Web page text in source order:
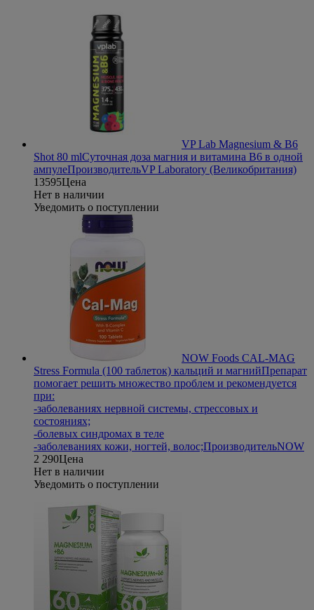
VP Lab Magnesium & B6
Shot 80 mlСуточная доза магния и витамина В6 в одной
ампулеПроизводительVP Laboratory (Великобритания)
13595Цена
Нет в наличии
Уведомить о поступлении
NOW Foods CAL-MAG
Stress Formula (100 таблеток) кальций и магнийПрепарат
помогает решить множество проблем и рекомендуется
при:
-заболеваниях нервной системы, стрессовых и
состояниях;
-болевых синдромах в теле
-заболеваниях кожи, ногтей, волос;ПроизводительNOW
2 290Цена
Нет в наличии
Уведомить о поступлении